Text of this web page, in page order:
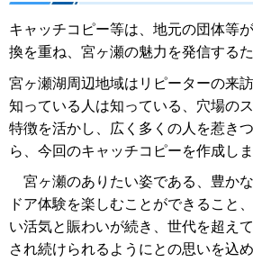
キャッチコピー等は、地元の団体等
換を重ね、宮ヶ瀬の魅力を発信する
宮ヶ瀬湖周辺地域はリピーターの来
知っている人は知っている、穴場の
特徴を活かし、広く多くの人を惹き
ら、今回のキャッチコピーを作成しま
宮ヶ瀬のありたい姿である、豊か
ドア体験を楽しむことができること
い活気と賑わいが続き、世代を超え
され続けられるようにとの思いを込め